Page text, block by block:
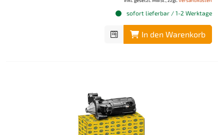
sofort lieferbar / 1-2 Werktage
In den Warenkorb